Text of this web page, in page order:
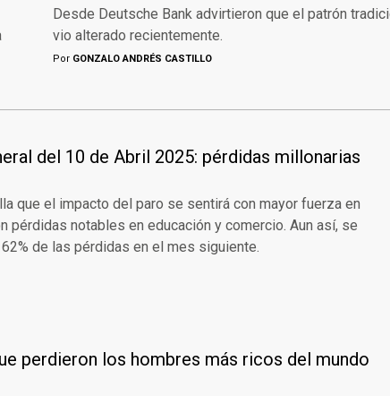
Desde Deutsche Bank advirtieron que el patrón
vio alterado recientemente.
Por GONZALO ANDRÉS CASTILLO
del 10 de Abril 2025: pérdidas millonarias
que el impacto del paro se sentirá con mayor fuerza en
pérdidas notables en educación y comercio. Aun así, se
de las pérdidas en el mes siguiente.
perdieron los hombres más ricos del mundo